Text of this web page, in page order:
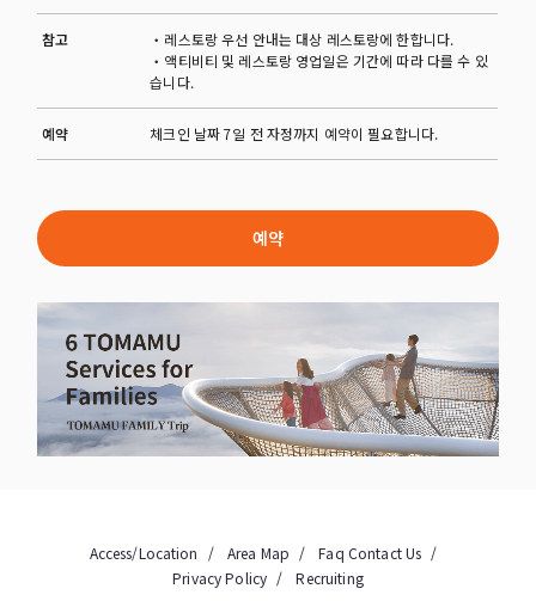
참고
・레스토랑 우선 안내는 대상 레스토랑에 한합니다.
・액티비티 및 레스토랑 영업일은 기간에 따라 다를 수 있
습니다.
예약 체크인 날짜 7일 전 자정까지 예약이 필요합니다.
예약
Access/Location Area Map Faq Contact Us
Privacy Policy
Recruiting